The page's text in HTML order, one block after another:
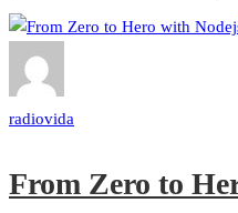
radiovida
From Zero to